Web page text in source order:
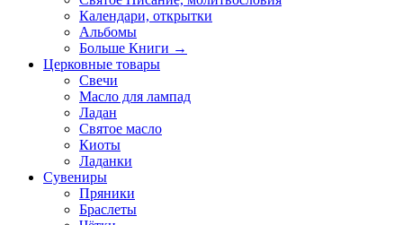
Календари, открытки
Альбомы
Больше Книги →
Церковные товары
Свечи
Масло для лампад
Ладан
Святое масло
Киоты
Ладанки
Сувениры
Пряники
Браслеты